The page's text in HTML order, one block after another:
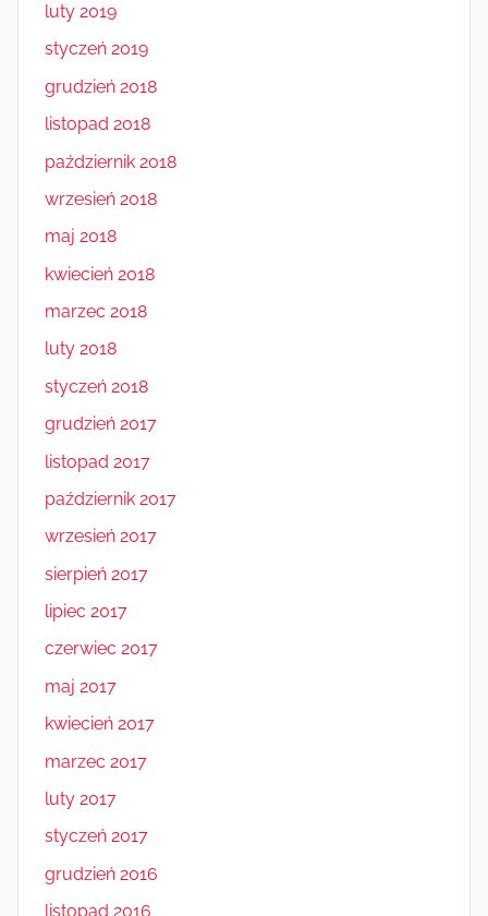
luty 2019
styczeń 2019
grudzień 2018
listopad 2018
październik 2018
wrzesień 2018
maj 2018
kwiecień 2018
marzec 2018
luty 2018
styczeń 2018
grudzień 2017
listopad 2017
październik 2017
wrzesień 2017
sierpień 2017
lipiec 2017
czerwiec 2017
maj 2017
kwiecień 2017
marzec 2017
luty 2017
styczeń 2017
grudzień 2016
listopad 2016